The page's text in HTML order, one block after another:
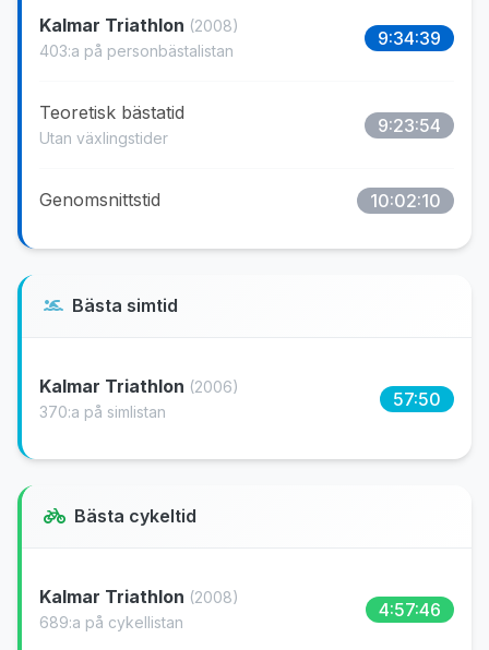
Kalmar Triathlon (2008)
403:a på personbästalistan
9:34:39
Teoretisk bästatid
Utan växlingstider
9:23:54
Genomsnittstid 10:02:10
Bästa simtid
Kalmar Triathlon (2006)
370:a på simlistan
57:50
Bästa cykeltid
Kalmar Triathlon (2008)
689:a på cykellistan
4:57:46